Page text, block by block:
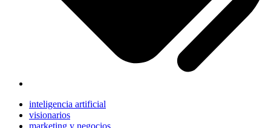
inteligencia artificial
visionarios
marketing y negocios